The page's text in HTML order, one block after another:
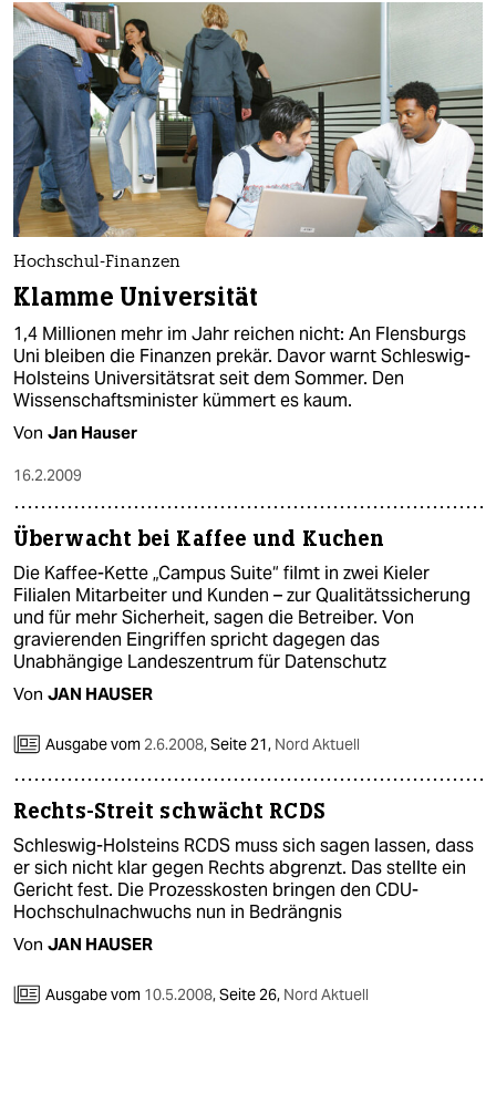
nord
wahrheit
verlag
verlag
veranstaltungen
shop
fragen & hilfe
unterstützen
abo
genossenschaft
epaper login
Hochschul-Finanzen
Klamme Universität
1,4 Millionen mehr im Jahr reichen nicht: An Flensburgs
Uni bleiben die Finanzen prekär. Davor warnt Schleswig-
Holsteins Universitätsrat seit dem Sommer. Den
Wissenschaftsminister kümmert es kaum.
Von Jan Hauser
16.2.2009
Überwacht bei Kaffee und Kuchen
Die Kaffee-Kette „Campus Suite“ filmt in zwei Kieler
Filialen Mitarbeiter und Kunden – zur Qualitätssicherung
und für mehr Sicherheit, sagen die Betreiber. Von
gravierenden Eingriffen spricht dagegen das
Unabhängige Landeszentrum für Datenschutz
Von JAN HAUSER
Ausgabe vom 2.6.2008,Seite 21, Nord Aktuell
Rechts-Streit schwächt RCDS
Schleswig-Holsteins RCDS muss sich sagen lassen, dass
er sich nicht klar gegen Rechts abgrenzt. Das stellte ein
Gericht fest. Die Prozesskosten bringen den CDU-
Hochschulnachwuchs nun in Bedrängnis
Von JAN HAUSER
Ausgabe vom 10.5.2008,Seite 26, Nord Aktuell